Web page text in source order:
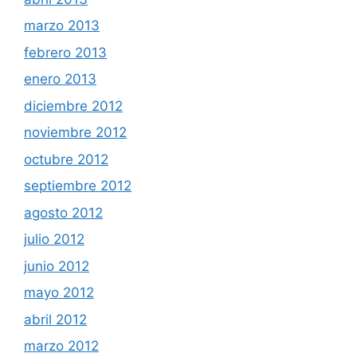
marzo 2013
febrero 2013
enero 2013
diciembre 2012
noviembre 2012
octubre 2012
septiembre 2012
agosto 2012
julio 2012
junio 2012
mayo 2012
abril 2012
marzo 2012